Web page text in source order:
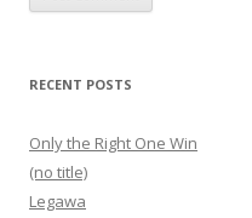
RECENT POSTS
Only the Right One Win
(no title)
Legawa